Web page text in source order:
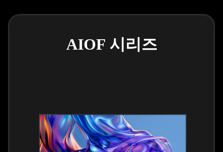
AIOF 시리즈